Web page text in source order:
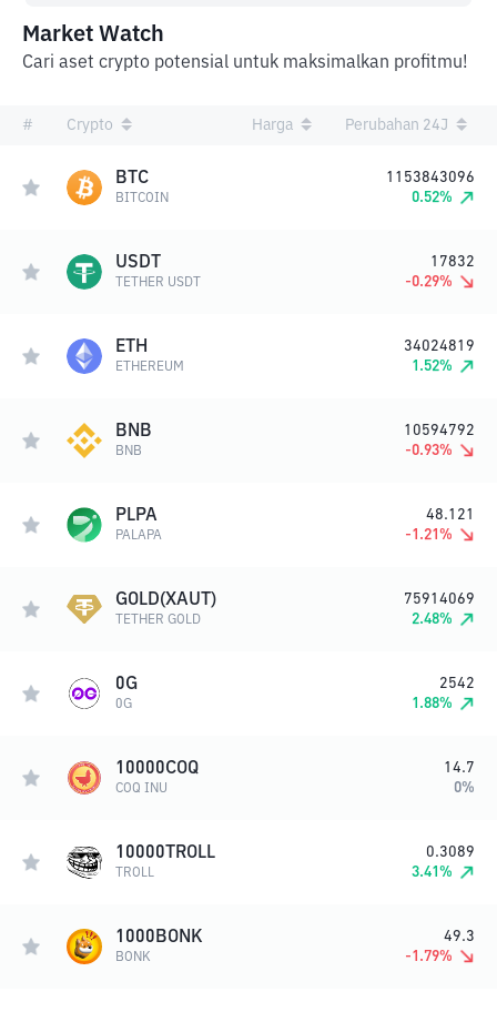
Market Watch
Cari aset crypto potensial untuk maksimalkan profitmu!
# Crypto Harga Perubahan 24J
BTC
BITCOIN
1153843096
0.52%
USDT
TETHER USDT
17832
-0.29%
ETH
ETHEREUM
34024819
1.52%
BNB
BNB
10594792
-0.93%
PLPA
PALAPA
48.121
-1.21 %
GOLD(XAUT)
TETHER GOLD
75914069
2.48%
0G
0G
2542
1.88%
10000COQ
COQ INU
14.7
0%
10000TROLL
TROLL
0.3089
3.41 %
1000BONK
BONK
49.3
-1.79%